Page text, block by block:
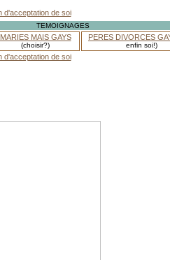
TEMOIGNAGES
MARIES MAIS GAYS
(choisir?)
PERES DIVORCES
enfin soi!)